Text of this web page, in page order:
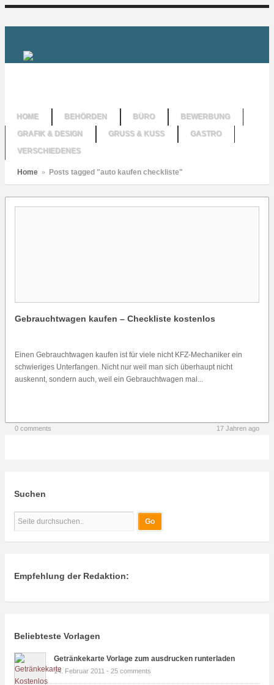
HOME BEHÖRDEN BÜRO
BEWERBUNG
GRAFIK & DESIGN
GRUSS & KUSS
GASTRO
VERSCHIEDENES
Home » Posts tagged "auto kaufen checkliste"
Gebrauchtwagen kaufen – Checkliste kostenlos
Einen Gebrauchtwagen kaufen ist für viele nicht KFZ-Mechaniker ein
schwieriges Unterfangen. Nicht nur weil man sich überhaupt nicht
auskennt, sondern auch, weil ein Gebrauchtwagen mal...
0 comments 17 Jahren ago
Suchen
Empfehlung der Redaktion:
Beliebteste Vorlagen
Getränkekarte Vorlage zum ausdrucken runterladen
14. Februar 2011 - 25 comments